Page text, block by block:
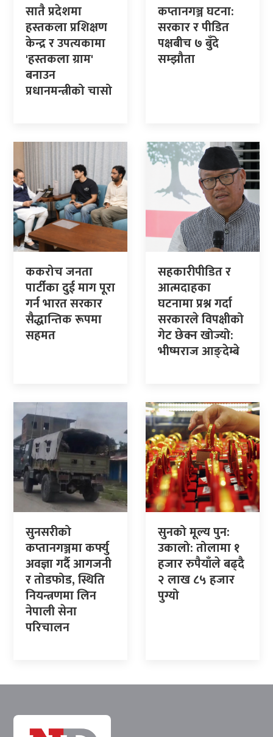
सातै प्रदेशमा
हस्तकला प्रशिक्षण
केन्द्र र उपत्यकामा
'हस्तकला ग्राम'
बनाउन
प्रधानमन्त्रीको चासो
कप्तानगञ्ज घटना:
सरकार र पीडित
पक्षबीच ७ बुँदे
सम्झौता
ककरोच जनता
पार्टीका दुई माग पूरा
गर्न भारत सरकार
सैद्धान्तिक रूपमा
सहमत
सहकारीपीडित र
आत्मदाहका
घटनामा प्रश्न गर्दा
सरकारले विपक्षीको
गेट छेक्न खोज्यो:
भीष्मराज आङ्देम्बे
सुनसरीको
कप्तानगञ्जमा कर्फ्यु
अवज्ञा गर्दै आगजनी
र तोडफोड, स्थिति
नियन्त्रणमा लिन
नेपाली सेना
परिचालन
सुनको मूल्य पुन:
उकालो: तोलामा १
हजार रुपैयाँले बढ्दै
२ लाख ८५ हजार
पुग्यो